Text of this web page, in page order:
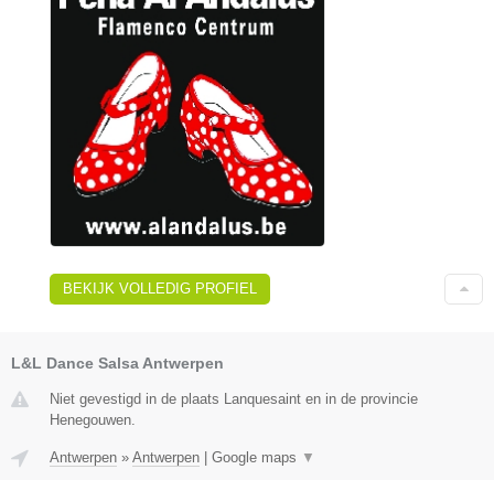
BEKIJK VOLLEDIG PROFIEL
L&L Dance Salsa Antwerpen
Niet gevestigd in de plaats Lanquesaint en in de provincie
Henegouwen.
Antwerpen » Antwerpen | Google maps ▼